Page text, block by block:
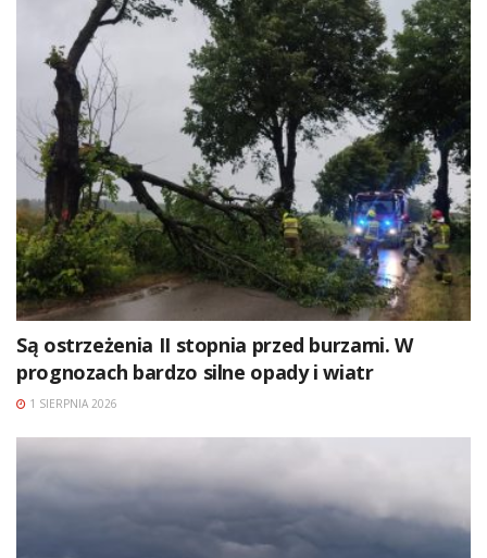
Są ostrzeżenia II stopnia przed burzami. W
prognozach bardzo silne opady i wiatr
1 SIERPNIA 2026